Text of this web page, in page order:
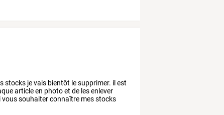
stocks jevais bientôt lesupprimer. il est
articleen photoet de lesenlever
voussouhaiterconnaître messtocks